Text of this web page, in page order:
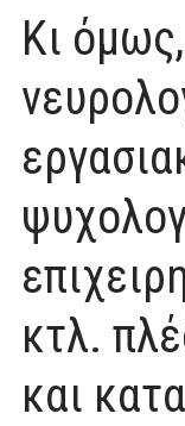
Κι
κτλ.
και